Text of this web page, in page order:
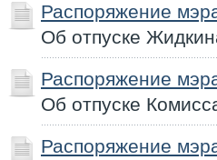
Распоряжение
Об отпуске
Распоряжение
Об отпуске
Распоряжение